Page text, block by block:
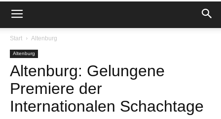
Start Altenburg
Altenburg
Altenburg: Gelungene
Premiere der
Internationalen Schachtage